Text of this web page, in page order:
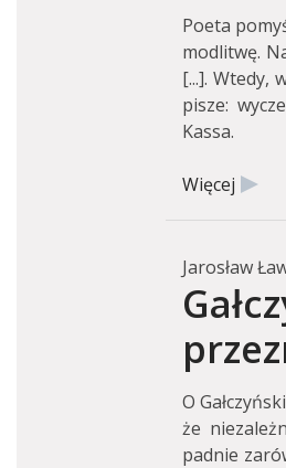
Poeta
modlitwę.
[...]. Wtedy,
pisze:
Kassa.
Więcej
Jarosław
O
że
padnie